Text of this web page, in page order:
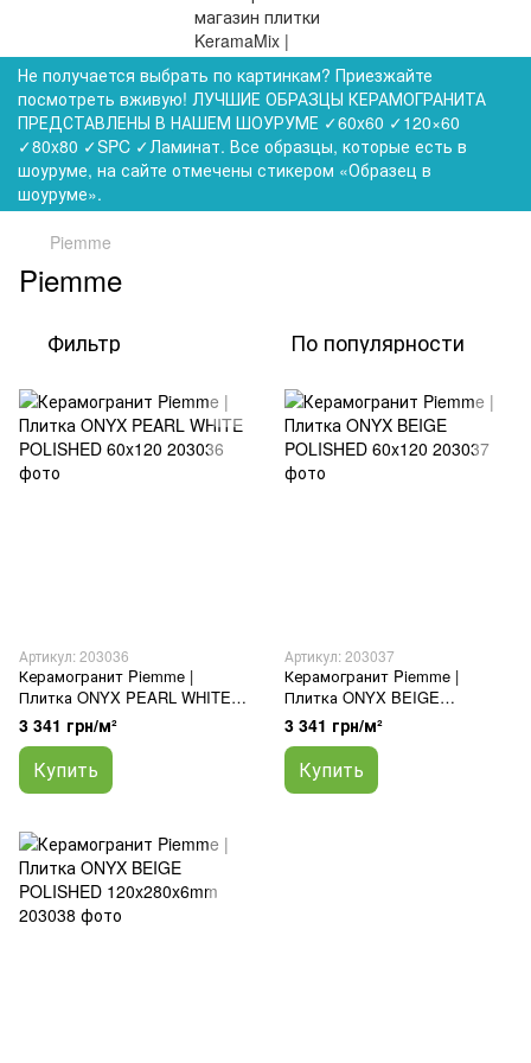
Не получается выбрать по картинкам? Приезжайте
посмотреть вживую! ЛУЧШИЕ ОБРАЗЦЫ КЕРАМОГРАНИТА
ПРЕДСТАВЛЕНЫ В НАШЕМ ШОУРУМЕ ✓60x60 ✓120×60
✓80x80 ✓SPC ✓Ламинат. Все образцы, которые есть в
шоуруме, на сайте отмечены стикером «Образец в
шоуруме».
Piemme
Piemme
Фильтр По популярности
Артикул: 203036
Керамогранит Piemme |
Плитка ONYX PEARL WHITE
POLISHED 60x120
3 341 грн/м²
Купить
Артикул: 203037
Керамогранит Piemme |
Плитка ONYX BEIGE
POLISHED 60x120
3 341 грн/м²
Купить